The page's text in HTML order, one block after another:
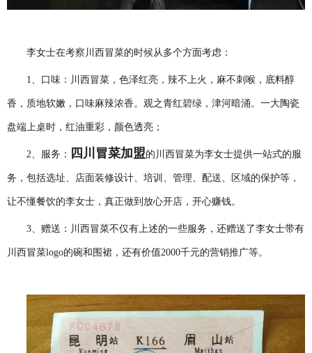
李女士在考察川西冒菜的时候从多个方面考虑：
1、 口味：川西冒菜， 色泽红亮 ， 辣不上火，麻不刺喉，底料醇
香， 质地软嫩，口味麻辣浓香。观之青红碧绿，津河暗涌。一大陶瓷
盘端上桌时 ，红油重彩，颜色透亮；
2、 服务： 四川冒菜加盟的川西冒菜为李女士提供一站式的服
务，包括选址、店面装修设计、培训、管理、配送、区域的保护等，
让不懂餐饮的李女士，真正做到放心开店，开心赚钱。
3、 赠送：川西冒菜不仅有上述的一些服务，还赠送了李女士带有
川西冒菜logo的碗和围裙，还有价值2000千元的营销推广等。